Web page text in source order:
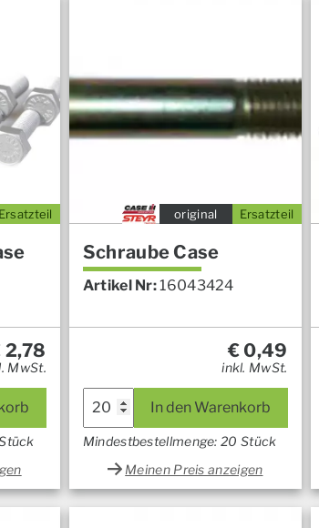
Ersatzteil
2,78
MwSt.
Ersatzteil
original
Schraube Case
Artikel Nr: 16043424
€ 0,49
inkl. MwSt.
In den Warenkorb
Mindestbestellmenge: 20 Stück
Meinen Preis anzeigen